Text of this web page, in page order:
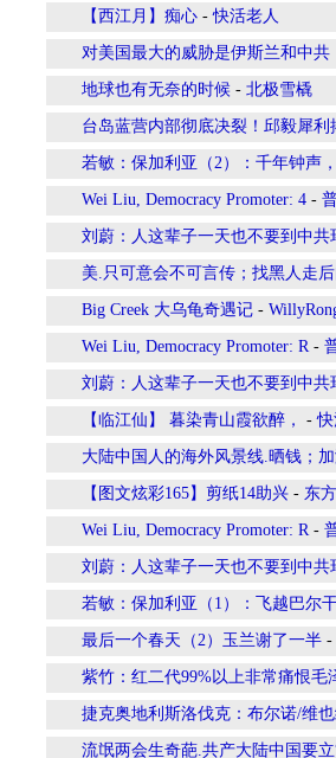
【西江月】痴心 -快活老人
对美国最大的威胁是伊斯兰和中共
地球也有无奈的时候 - 北极雪橇
台岛蓝营内部彻底决裂！邱毅犀
若敏：保加利亚（2）：千年钟声
Wei Liu, Democracy Promoter: 4 -
刘蔚：人这辈子一天也不要到中共
美.只可意会不可言传；找黑人走
Big Creek 大乌龟奇遇记 -
Wei Liu, Democracy Promoter: R-
刘蔚：人这辈子一天也不要到中
【临江仙】 暮染青山霞欲醉， -快
大陆中国人的海外风景线.晒钱；
【图文炫彩165】剪纸14助兴 - 东
Wei Liu, Democracy Promoter: R-
刘蔚：人这辈子一天也不要到中
若敏：保加利亚（1）：飞越巴尔
最后一个春天（2）玉兰谢了一半 -
紫竹：红二代99%以上非常痛恨毛
捷克奥地利斯洛伐克：布尔诺/维
流氓两会生奇葩.共产大陆中国要